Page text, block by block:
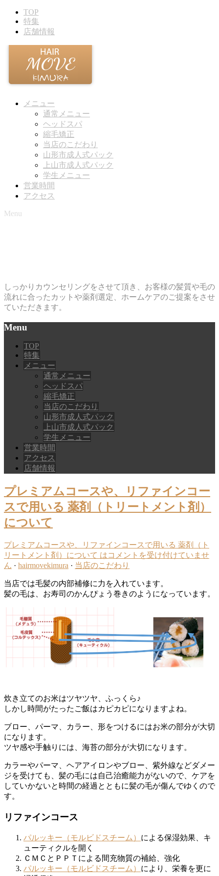
TOP
特集
店舗情報
メニュー
通常メニュー
ヘッドスパ
縮毛矯正
当店のこだわり
山形市成人式パック
上山市成人式パック
学生メニュー
営業時間
アクセス
Menu
しっかりカウンセリングをさせて頂き、お客様の髪質や毛の
流れに合ったカットや薬剤選定、ホームケアのご提案をさせ
ていただきます。
Menu
TOP
特集
メニュー
通常メニュー
ヘッドスパ
縮毛矯正
当店のこだわり
山形市成人式パック
上山市成人式パック
学生メニュー
営業時間
アクセス
店舗情報
プレミアムコースや、リファインコー
スで用いる 薬剤（トリートメント剤）
について
プレミアムコースや、リファインコースで用いる 薬剤（ト
リートメント剤）について はコメントを受け付けていませ
ん · hairmovekimura · 当店のこだわり
当店では毛髪の内部補修に力を入れています。
髪の毛は、お寿司のかんぴょう巻きのようになっています。
炊き立てのお米はツヤツヤ、ふっくら♪
しかし時間がたったご飯はカピカピになりますよね。
ブロー、パーマ、カラー、形をつけるにはお米の部分が大切
になります。
ツヤ感や手触りには、海苔の部分が大切になります。
カラーやパーマ、ヘアアイロンやブロー、紫外線などダメー
ジを受けても、 髪の毛には自己治癒能力がないので、ケアを
していかないと時間の経過とともに髪の毛が傷んでゆくので
す。
リファインコース
パルッキー（モルビドスチーム） による保湿効果、キ
ューティクルを開く
ＣＭＣとＰＰＴによる間充物質の補給、強化
パルッキー（モルビドスチーム） により、栄養を更に